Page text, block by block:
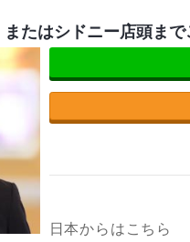
たはシドニー店頭まで
日本からはこちら